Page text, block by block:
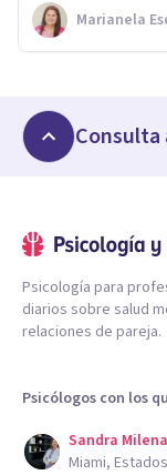
Marianela
Psicología para
diarios sobre salud
relaciones de pareja.
Psicólogos con los
Sandra
Miami,